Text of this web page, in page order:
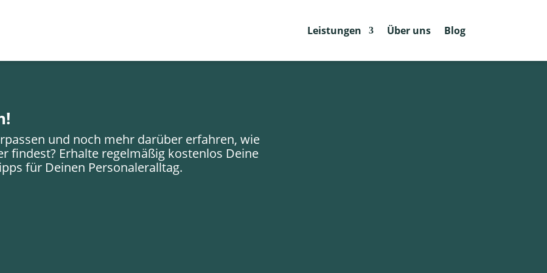
Leistungen Über uns Blog
und noch mehr darüber erfahren, wie
findest? Erhalte regelmäßig kostenlos Deine
für Deinen Personaleralltag.